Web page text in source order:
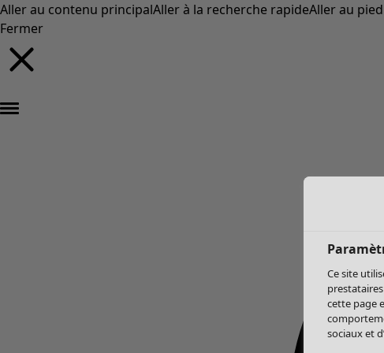
Aller au contenu principalAller à la recherche rapideAller au
Fermer
Ce site
cette page
sociaux et